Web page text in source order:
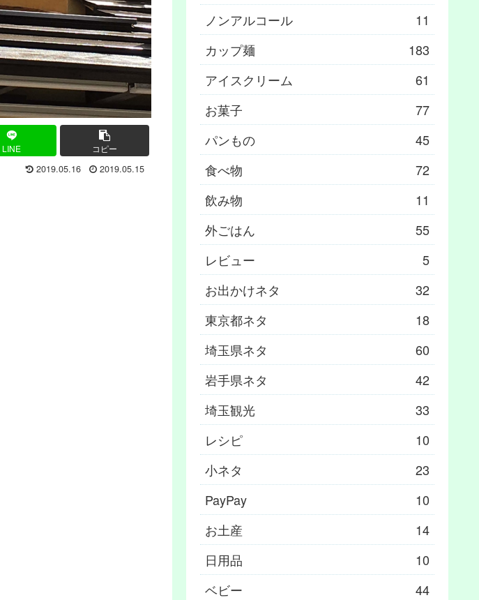
LINE コピー
2019.05.16 2019.05.15
ノンアルコール
11
カップ麺
183
アイスクリーム
61
お菓子
77
パンもの
45
食べ物
72
飲み物
11
外ごはん
55
レビュー
5
お出かけネタ
32
東京都ネタ
18
埼玉県ネタ
60
岩手県ネタ
42
埼玉観光
33
レシピ
10
小ネタ
23
PayPay
10
お土産
14
日用品
10
ベビー
44